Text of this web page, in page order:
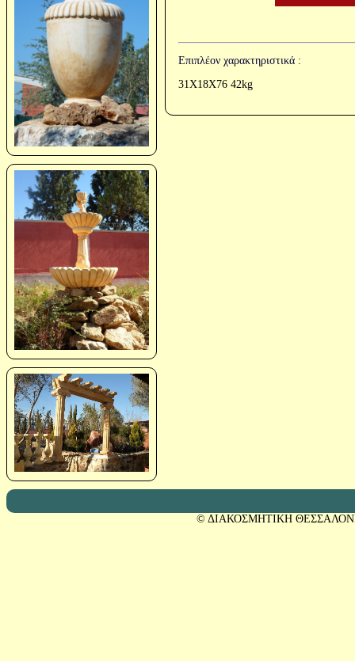
Επιπλέον χαρακτηριστικά :
31Χ18Χ76 42kg
© ΔΙΑΚΟΣΜΗΤΙΚΗ